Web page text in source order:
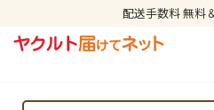
配送手数料 無料